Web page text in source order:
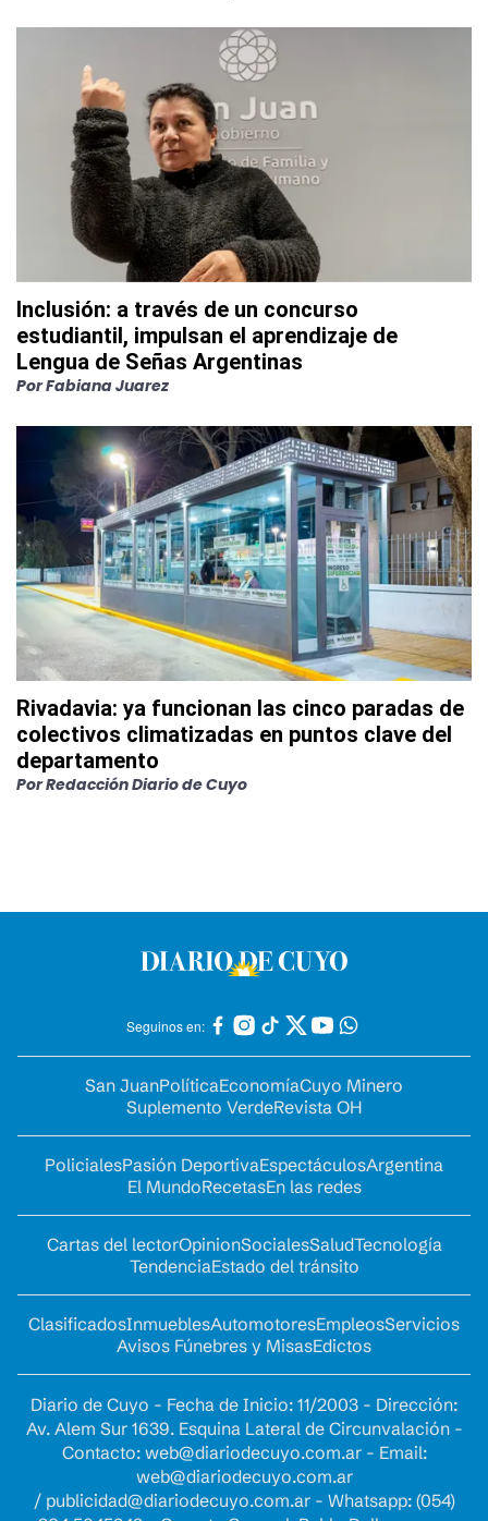
Inclusión: a través de un concurso
estudiantil, impulsan el aprendizaje de
Lengua de Señas Argentinas
PorFabiana Juarez
Rivadavia: ya funcionan las cinco paradas de
colectivos climatizadas en puntos clave del
departamento
PorRedacción Diario de Cuyo
Seguinos en:
San JuanPolíticaEconomíaCuyo Minero
Suplemento VerdeRevista OH
PolicialesPasión DeportivaEspectáculosArgentina
El MundoRecetasEn las redes
Cartas del lectorOpinionSocialesSaludTecnología
TendenciaEstado del tránsito
ClasificadosInmueblesAutomotoresEmpleosServicios
Avisos Fúnebres y MisasEdictos
Diario de Cuyo - Fecha de Inicio: 11/2003 - Dirección:
Av. Alem Sur 1639. Esquina Lateral de Circunvalación -
Contacto: web@diariodecuyo.com.ar- Email:
web@diariodecuyo.com.ar
/ publicidad@diariodecuyo.com.ar- Whatsapp: (054)